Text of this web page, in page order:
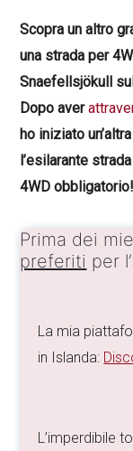
Scopra un altro
una strada per
Snaefellsjökull
Dopo aver
ho iniziato
l’esilarante
4WD
Prima dei
preferiti per
La mia
in Islanda:
L’imperdibile